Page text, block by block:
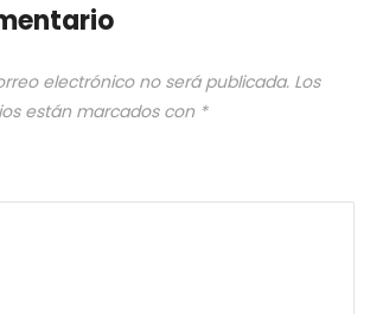
electrónico no será publicada. Los
están marcados con *